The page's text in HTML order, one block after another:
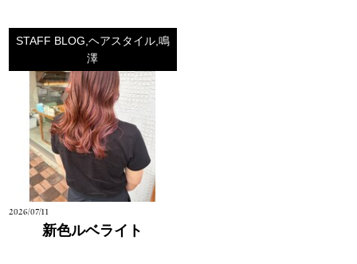
STAFF BLOG,ヘアスタイル,鳴
澤
2026/07/11
新色ルベライト